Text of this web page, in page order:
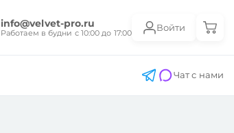
info@velvet-pro.ru
Работаем в будни с 10:00 до 17:00
Войти
Чат с нами